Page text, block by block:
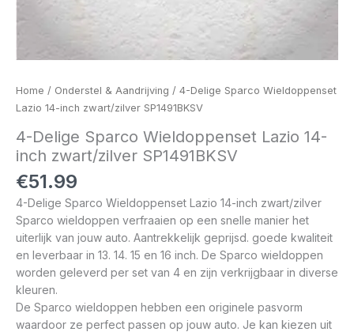
Home / Onderstel & Aandrijving / 4-Delige Sparco Wieldoppenset
Lazio 14-inch zwart/zilver SP1491BKSV
4-Delige Sparco Wieldoppenset Lazio 14-
inch zwart/zilver SP1491BKSV
€51.99
4-Delige Sparco Wieldoppenset Lazio 14-inch zwart/zilver
Sparco wieldoppen verfraaien op een snelle manier het
uiterlijk van jouw auto. Aantrekkelijk geprijsd. goede kwaliteit
en leverbaar in 13. 14. 15 en 16 inch. De Sparco wieldoppen
worden geleverd per set van 4 en zijn verkrijgbaar in diverse
kleuren.
De Sparco wieldoppen hebben een originele pasvorm
waardoor ze perfect passen op jouw auto. Je kan kiezen uit